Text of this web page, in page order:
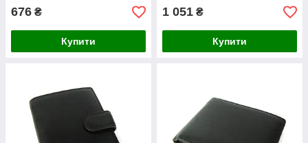
676 ₴
Купити
1 051 ₴
Купити